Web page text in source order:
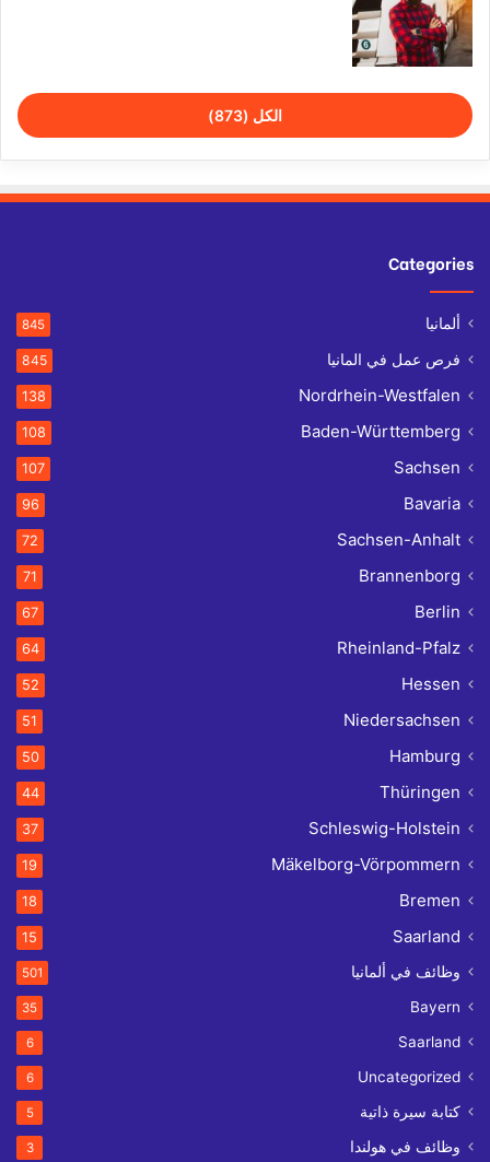
الكل (873)
Categories
ألمانيا 845
فرص عمل في المانيا 845
Nordrhein-Westfalen
138
Baden-Württemberg
108
Sachsen
107
Bavaria
96
Sachsen-Anhalt
72
Brannenborg
71
Berlin
67
Rheinland-Pfalz
64
Hessen
52
Niedersachsen
51
Hamburg
50
Thüringen
44
Schleswig-Holstein
37
Mäkelborg-Vörpommern
19
Bremen
18
Saarland
15
وظائف في ألمانيا 501
Bayern
35
Saarland
6
Uncategorized
6
كتابة سيرة ذاتية 5
وظائف في هولندا 3